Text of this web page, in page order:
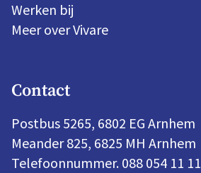
Werken bij
Meer over Vivare
Contact
Postbus 5265, 6802 EG Arnhem
Meander 825, 6825 MH Arnhem
Telefoonnummer. 088 054 11 11